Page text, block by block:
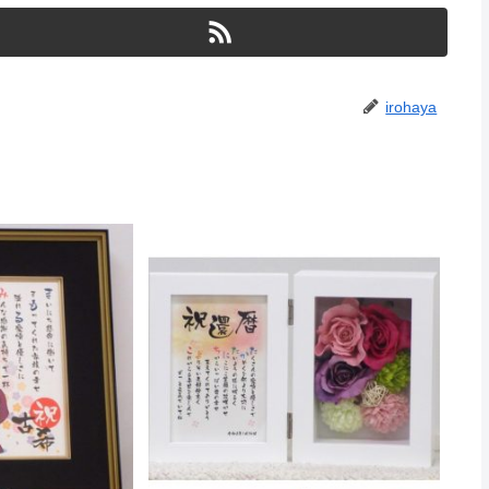
irohaya